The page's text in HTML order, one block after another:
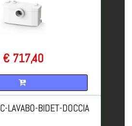
€ 717,40
LAVABO-BIDET-DOCCIA